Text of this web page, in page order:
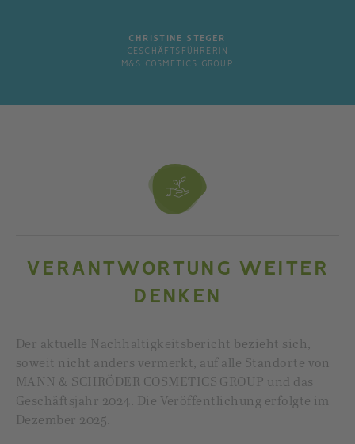
CHRISTINE STEGER
GESCHÄFTSFÜHRERIN
M&S COSMETICS GROUP
VERANTWORTUNG WEITER
DENKEN
Der aktuelle Nachhaltigkeitsbericht bezieht sich,
soweit nicht anders vermerkt, auf alle Standorte von
MANN & SCHRÖDER COSMETICS GROUP und das
Geschäftsjahr 2024. Die Veröffentlichung erfolgte im
Dezember 2025.